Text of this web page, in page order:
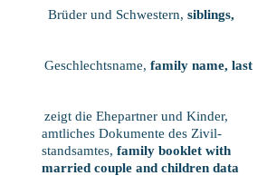
Brüder und Schwestern, siblings,
Geschlechtsname, family name, last
zeigt die Ehepartner und Kinder,
amtliches Dokumente des Zivil-
standsamtes, family booklet with
married couple and children data